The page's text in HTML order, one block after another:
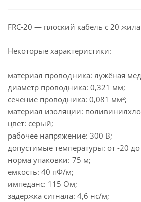
FRC-20 — плоский кабель с 20
Некоторые характеристики:
материал проводника: лужёная
диаметр проводника: 0,321 мм;
сечение проводника: 0,081 мм²;
материал изоляции:
цвет: серый;
рабочее напряжение: 300 В;
допустимые температуры: от -20 до
норма упаковки: 75 м;
ёмкость: 40 пФ/м;
импеданс: 115 Ом;
задержка сигнала: 4,6 нс/м;